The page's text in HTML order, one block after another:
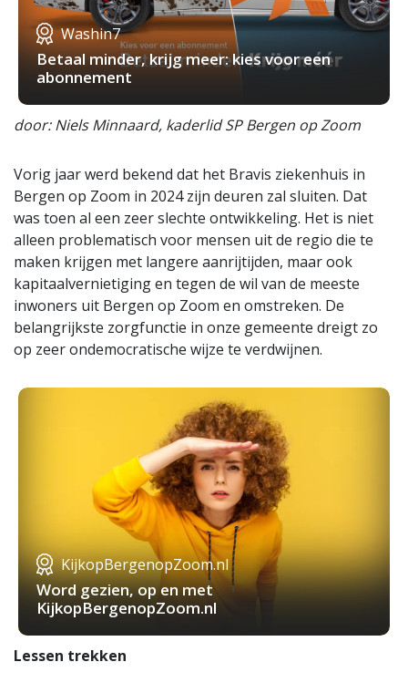
Washin7
Betaal minder, krijg meer: kies voor een
abonnement
door: Niels Minnaard, kaderlid SP Bergen op Zoom
Vorig jaar werd bekend dat het Bravis ziekenhuis in
Bergen op Zoom in 2024 zijn deuren zal sluiten. Dat
was toen al een zeer slechte ontwikkeling. Het is niet
alleen problematisch voor mensen uit de regio die te
maken krijgen met langere aanrijtijden, maar ook
kapitaalvernietiging en tegen de wil van de meeste
inwoners uit Bergen op Zoom en omstreken. De
belangrijkste zorgfunctie in onze gemeente dreigt zo
op zeer ondemocratische wijze te verdwijnen.
KijkopBergenopZoom.nl
Word gezien, op en met
KijkopBergenopZoom.nl
Lessen trekken